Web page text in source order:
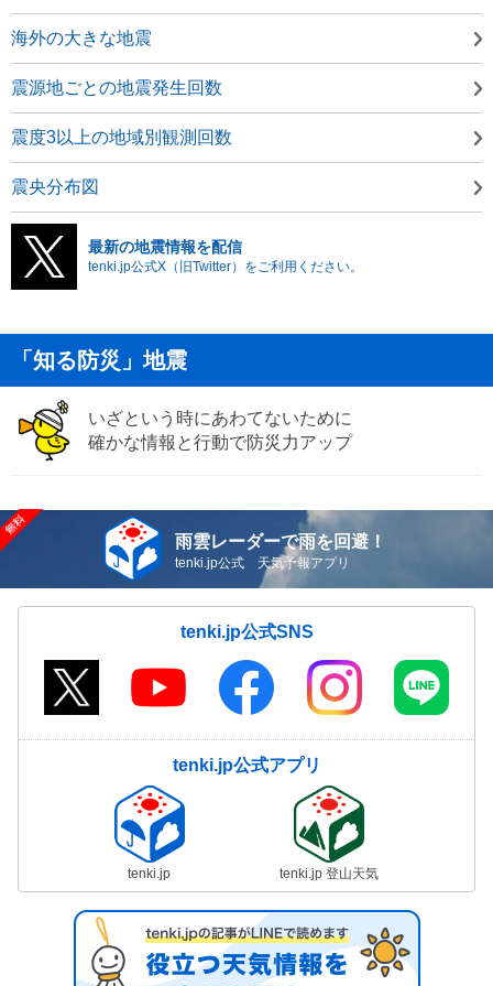
海外の大きな地震
震源地ごとの地震発生回数
震度3以上の地域別観測回数
震央分布図
最新の地震情報を配信
tenki.jp公式X（旧Twitter）をご利用ください。
「知る防災」地震
いざという時にあわてないために
確かな情報と行動で防災力アップ
雨雲レーダーで雨を回避！
tenki.jp公式 天気予報アプリ
tenki.jp公式SNS
tenki.jp公式アプリ
tenki.jp tenki.jp 登山天気